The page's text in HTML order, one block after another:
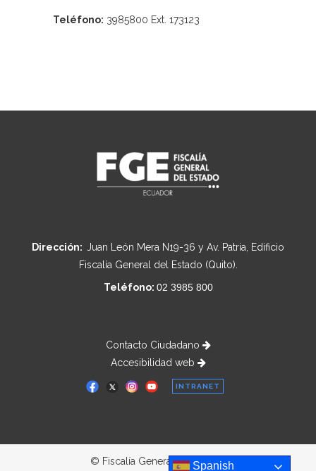
Teléfono: 3985800 Ext. 173123
Dirección: Juan León Mera N19-36 y Av. Patria, Edificio
Fiscalía General del Estado (Quito).
Teléfono: 02 3985 800
Contacto Ciudadano
Accesibilidad web
INTRANET
© Fiscalía General del Estado
Spanish